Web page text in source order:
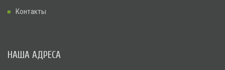
Контакты
НАША АДРЕСА